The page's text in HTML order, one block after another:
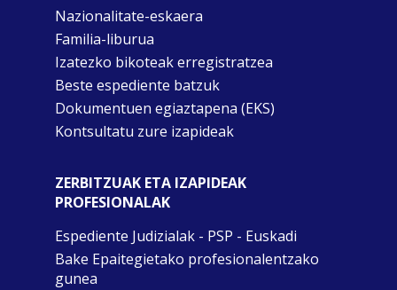
Nazionalitate-eskaera
Familia-liburua
Izatezko bikoteak erregistratzea
Beste espediente batzuk
Dokumentuen egiaztapena (EKS)
Kontsultatu zure izapideak
ZERBITZUAK ETA IZAPIDEAK
PROFESIONALAK
Espediente Judizialak - PSP - Euskadi
Bake Epaitegietako profesionalentzako
gunea